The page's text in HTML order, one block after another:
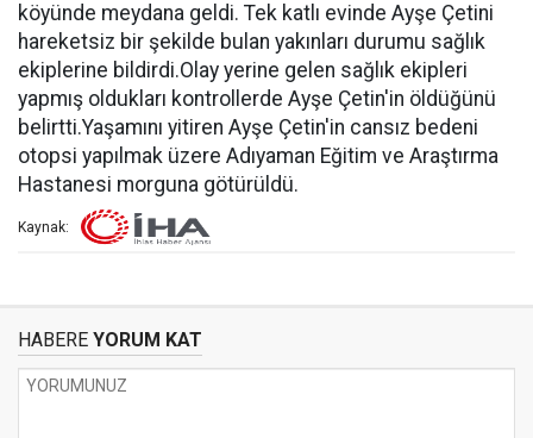
köyünde meydana geldi. Tek katlı evinde Ayşe Çetini
hareketsiz bir şekilde bulan yakınları durumu sağlık
ekiplerine bildirdi.Olay yerine gelen sağlık ekipleri
yapmış oldukları kontrollerde Ayşe Çetin'in öldüğünü
belirtti.Yaşamını yitiren Ayşe Çetin'in cansız bedeni
otopsi yapılmak üzere Adıyaman Eğitim ve Araştırma
Hastanesi morguna götürüldü.
Kaynak:
HABERE YORUM KAT